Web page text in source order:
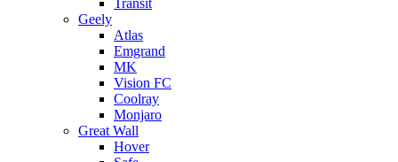
Transit
Geely
Atlas
Emgrand
MK
Vision FC
Coolray
Monjaro
Great Wall
Hover